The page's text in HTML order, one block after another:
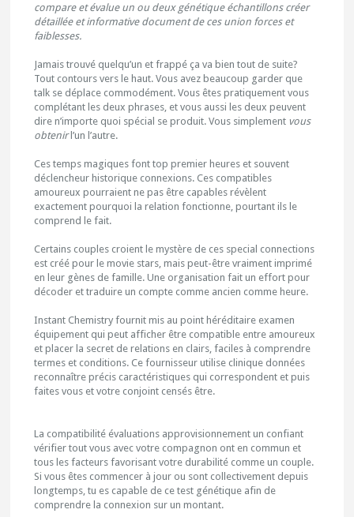
compare et évalue un ou deux génétique échantillons créer
détaillée et informative document de ces union forces et
faiblesses.
Jamais trouvé quelqu’un et frappé ça va bien tout de suite?
Tout contours vers le haut. Vous avez beaucoup garder que
talk se déplace commodément. Vous êtes pratiquement vous
complétant les deux phrases, et vous aussi les deux peuvent
dire n’importe quoi spécial se produit. Vous simplement vous
obtenir l’un l’autre.
Ces temps magiques font top premier heures et souvent
déclencheur historique connexions. Ces compatibles
amoureux pourraient ne pas être capables révèlent
exactement pourquoi la relation fonctionne, pourtant ils le
comprend le fait.
Certains couples croient le mystère de ces special connections
est créé pour le movie stars, mais peut-être vraiment imprimé
en leur gènes de famille. Une organisation fait un effort pour
décoder et traduire un compte comme ancien comme heure.
Instant Chemistry fournit mis au point héréditaire examen
équipement qui peut afficher être compatible entre amoureux
et placer la secret de relations en clairs, faciles à comprendre
termes et conditions. Ce fournisseur utilise clinique données
reconnaître précis caractéristiques qui correspondent et puis
faites vous et votre conjoint censés être.
La compatibilité évaluations approvisionnement un confiant
vérifier tout vous avec votre compagnon ont en commun et
tous les facteurs favorisant votre durabilité comme un couple.
Si vous êtes commencer à jour ou sont collectivement depuis
longtemps, tu es capable de ce test génétique afin de
comprendre la connexion sur un montant.